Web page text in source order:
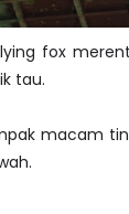
fox
tau.
macam